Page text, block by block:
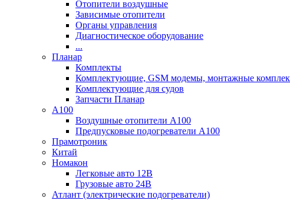
Отопители воздушные
Зависимые отопители
Органы управления
Диагностическое оборудование
...
Планар
Комплекты
Комплектующие, GSM модемы, монтажные
Комплектующие для судов
Запчасти Планар
A100
Воздушные отопители А100
Предпусковые подогреватели А100
Прамотроник
Китай
Номакон
Легковые авто 12В
Грузовые авто 24В
Атлант (электрические подогреватели)